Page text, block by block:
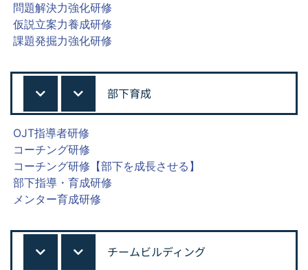
問題解決力強化研修
仮説立案力養成研修
課題発掘力強化研修
部下育成
OJT指導者研修
コーチング研修
コーチング研修【部下を成長させる】
部下指導・育成研修
メンター育成研修
チームビルディング